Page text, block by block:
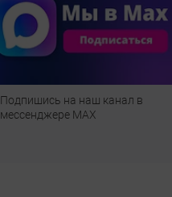
Рейтинг телевизоров 2026:
лучшие модели для гостиной,